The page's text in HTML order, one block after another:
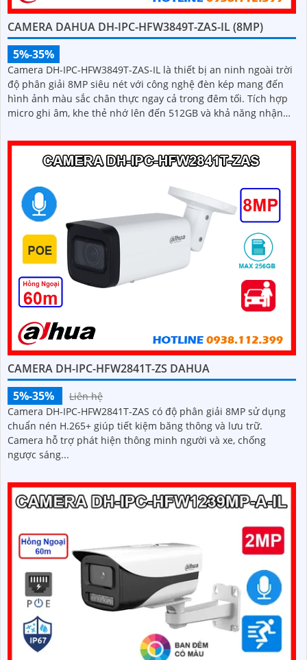
CAMERA DAHUA DH-IPC-HFW3849T-ZAS-IL (8MP)
5%-35%
Camera DH-IPC-HFW3849T-ZAS-IL là thiết bị an ninh ngoài trời
độ phân giải 8MP siêu nét với công nghệ đèn kép mang đến
hình ảnh màu sắc chân thực ngay cả trong đêm tối. Tích hợp
micro ghi âm, khe thẻ nhớ lên đến 512GB và khả năng nhận
nâng cao hiệu quả giám sát với thiết kế chuẩn IP67 chống bụi
nước và hỗ trợ PoE giá rẻ
CAMERA DH-IPC-HFW2841T-ZS DAHUA
5%-35%
Liên hệ
Camera DH-IPC-HFW2841T-ZAS có độ phân giải 8MP sử dụng
chuẩn nén H.265+ giúp tiết kiệm băng thông và lưu trữ.
Camera hỗ trợ phát hiện thông minh người và xe, chống
ngược sáng...